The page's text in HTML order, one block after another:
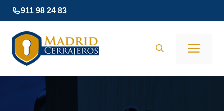
Saltar
al
contenido
911 98 24 83